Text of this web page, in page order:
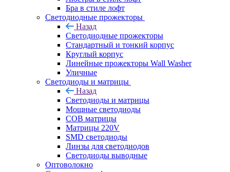
Бра в стиле лофт
Светодиодные прожекторы
Назад
Светодиодные прожекторы
Стандартный и тонкий корпус
Круглый корпус
Линейные прожекторы Wall Washer
Уличные
Светодиоды и матрицы
Назад
Светодиоды и матрицы
Мощные светодиоды
COB матрицы
Матрицы 220V
SMD светодиоды
Линзы для светодиодов
Светодиоды выводные
Оптоволокно